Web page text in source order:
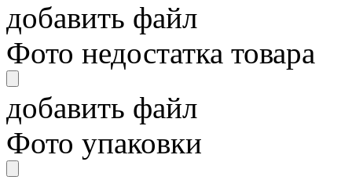
добавить файл
Фото недостатка товара
добавить файл
Фото упаковки